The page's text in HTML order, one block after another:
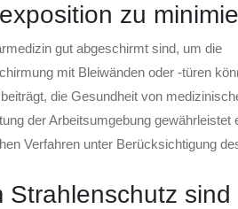
zu
gut abgeschirmt sind, um die
mit Bleiwänden oder -türen
die Gesundheit von
der Arbeitsumgebung gewährleistet
Verfahren unter Berücksichtigung
sind